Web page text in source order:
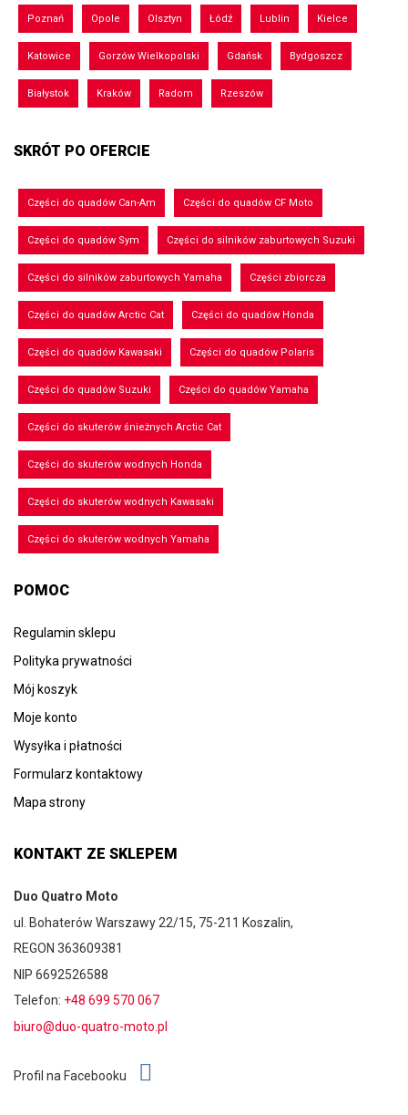
Poznań Opole Olsztyn Łódź Lublin Kielce
Katowice Gorzów Wielkopolski Gdańsk Bydgoszcz
Białystok Kraków Radom Rzeszów
SKRÓT PO OFERCIE
Części do quadów Can-Am Części do quadów CF Moto
Części do quadów Sym Części do silników zaburtowych Suzuki
Części do silników zaburtowych Yamaha Części zbiorcza
Części do quadów Arctic Cat Części do quadów Honda
Części do quadów Kawasaki Części do quadów Polaris
Części do quadów Suzuki Części do quadów Yamaha
Części do skuterów śnieżnych Arctic Cat
Części do skuterów wodnych Honda
Części do skuterów wodnych Kawasaki
Części do skuterów wodnych Yamaha
POMOC
Regulamin sklepu
Polityka prywatności
Mój koszyk
Moje konto
Wysyłka i płatności
Formularz kontaktowy
Mapa strony
KONTAKT ZE SKLEPEM
Duo Quatro Moto
ul. Bohaterów Warszawy 22/15, 75-211 Koszalin,
REGON 363609381
NIP 6692526588
Telefon: +48 699 570 067
biuro@duo-quatro-moto.pl
Profil na Facebooku